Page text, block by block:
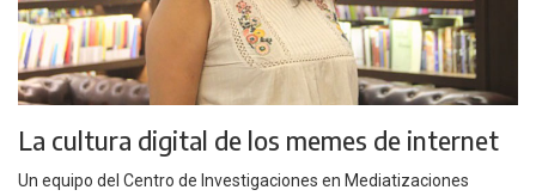
La cultura digital de los memes de internet
Un equipo del Centro de Investigaciones en Mediatizaciones